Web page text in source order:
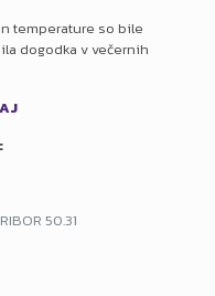
temperature so bile
dogodka v večernih
50.31